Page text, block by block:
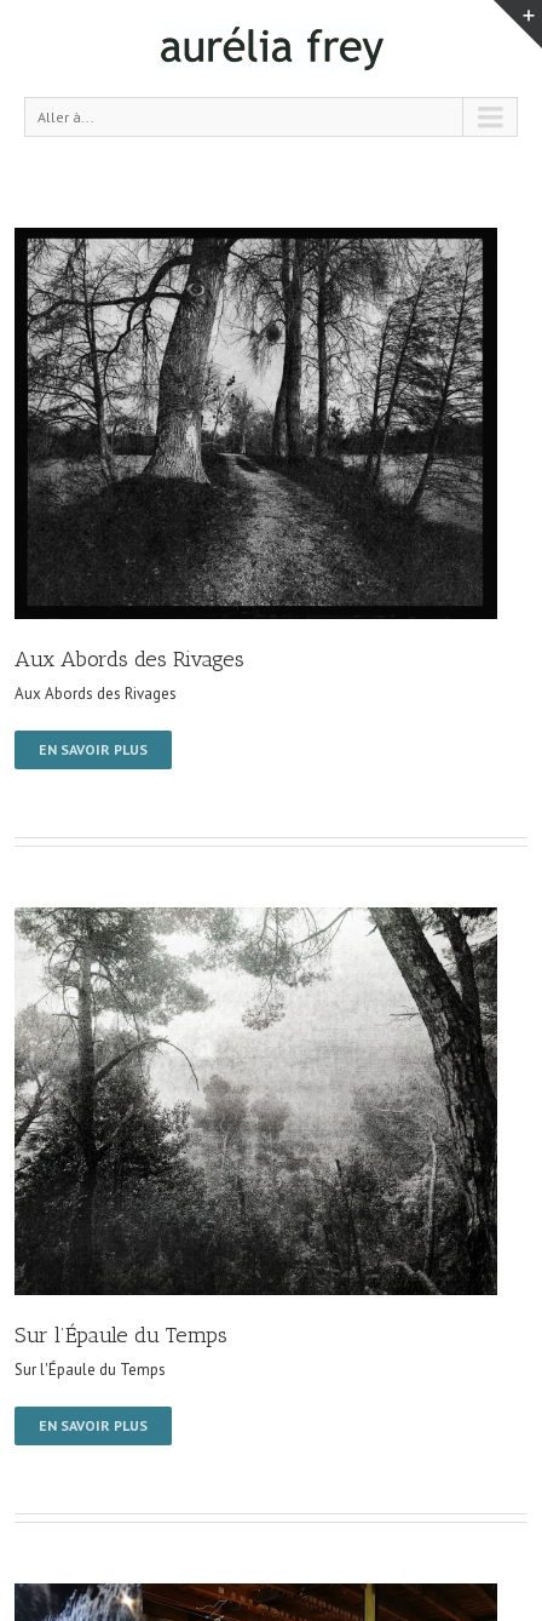
Aller à...
Aux Abords des Rivages
Aux Abords des Rivages
EN SAVOIR PLUS
Sur l’Épaule du Temps
Sur l'Épaule du Temps
EN SAVOIR PLUS